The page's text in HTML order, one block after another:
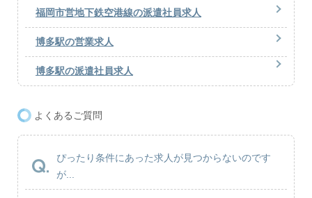
福岡市営地下鉄空港線の派遣社員求人
博多駅の営業求人
博多駅の派遣社員求人
よくあるご質問
ぴったり条件にあった求人が見つからないのです
が...